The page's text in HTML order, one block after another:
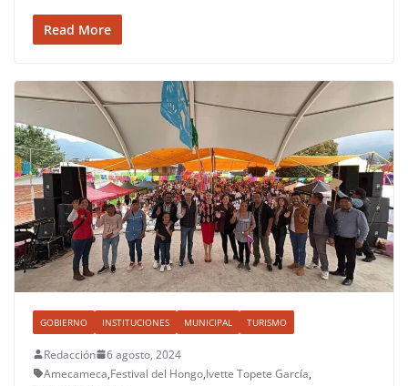
Read More
GOBIERNO INSTITUCIONES MUNICIPAL TURISMO
Redacción
6 agosto, 2024
Amecameca,Festival del Hongo,Ivette Topete García,